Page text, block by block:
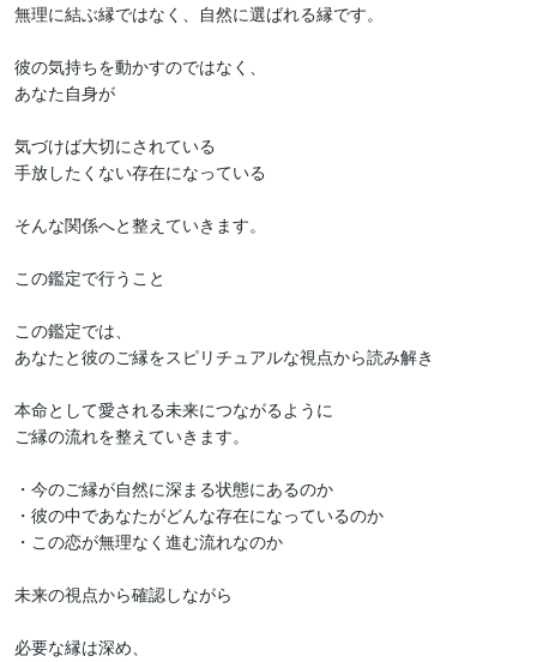
無理に結ぶ縁ではなく、自然に選ばれる縁です。
彼の気持ちを動かすのではなく、
あなた自身が
気づけば大切にされている
手放したくない存在になっている
そんな関係へと整えていきます。
この鑑定で行うこと
この鑑定では、
あなたと彼のご縁をスピリチュアルな視点から読み解き
本命として愛される未来につながるように
ご縁の流れを整えていきます。
・今のご縁が自然に深まる状態にあるのか
・彼の中であなたがどんな存在になっているのか
・この恋が無理なく進む流れなのか
未来の視点から確認しながら
必要な縁は深め、